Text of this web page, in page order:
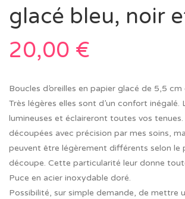
glacé bleu, noir
20,00 €
Boucles d’oreilles en papier glacé de 5,5
Très légères elles sont d’un confort inégalé.
lumineuses et éclaireront toutes vos tenues.
découpées avec précision par mes soins,
peuvent être légèrement différents selon le
découpe. Cette particularité leur donne
Puce en acier inoxydable doré.
Possibilité, sur simple demande, de mettre